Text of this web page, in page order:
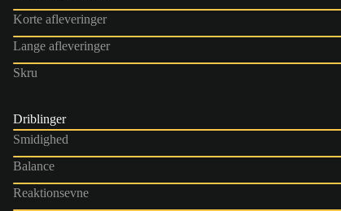
Korte afleveringer
Lange afleveringer
Skru
Driblinger
Smidighed
Balance
Reaktionsevne